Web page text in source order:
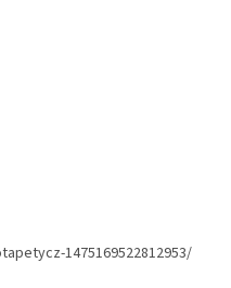
1475169522812953/